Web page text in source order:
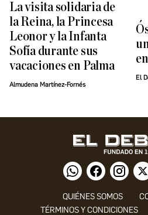
La visita solidaria de
la Reina, la Princesa
Leonor y la Infanta
Sofía durante sus
vacaciones en Palma
Almudena Martínez-Fornés
El
QUIÉNES SOMOS
TÉRMINOS Y CONDICIONES